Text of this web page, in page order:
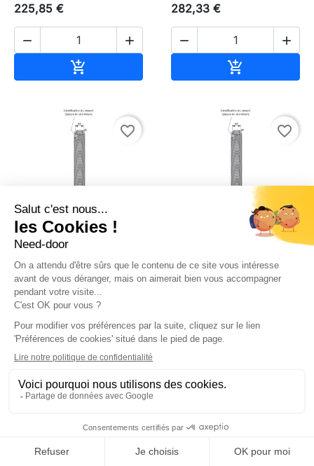
225,85 €
 

282,33 €
 

favorite_border
L42 Ressort de torsion
porte Hormann
Référence 3020363
282,33 €

favorite_border
L43 Ressort de torsion
268,56 €
